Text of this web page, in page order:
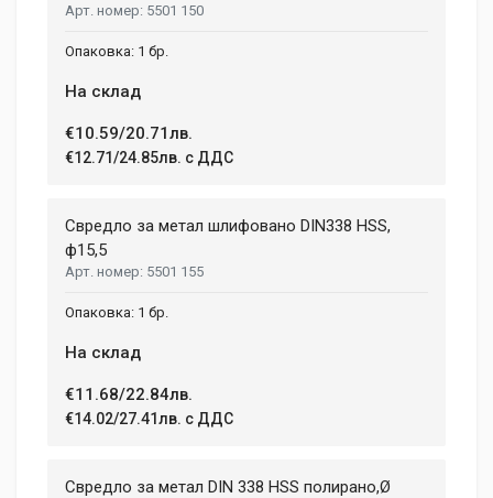
5501 150
1 бр.
На склад
€10.59/20.71лв.
€12.71/24.85лв. с ДДС
Свредло за метал шлифовано DIN338 HSS,
ф15,5
5501 155
1 бр.
На склад
€11.68/22.84лв.
€14.02/27.41лв. с ДДС
Свредло за метал DIN 338 HSS полирано,Ø